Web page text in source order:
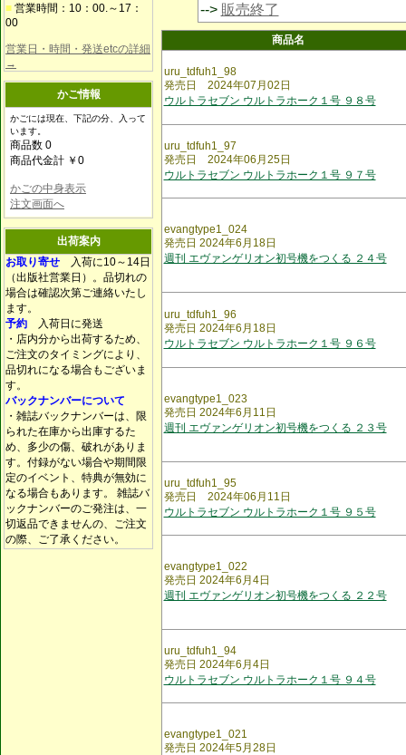
■ 営業時間：10：00.～17：
00
営業日・時間・発送etcの詳細
→
かご情報
かごには現在、下記の分、入って
います。
商品数 0
商品代金計 ￥0
かごの中身表示
注文画面へ
出荷案内
お取り寄せ 入荷に10～14日
（出版社営業日）。品切れの
場合は確認次第ご連絡いたし
ます。
予約 入荷日に発送
・店内分から出荷するため、
ご注文のタイミングにより、
品切れになる場合もございま
す。
バックナンバーについて
・雑誌バックナンバーは、限
られた在庫から出庫するた
め、多少の傷、破れがありま
す。付録がない場合や期間限
定のイベント、特典が無効に
なる場合もあります。 雑誌バ
ックナンバーのご発注は、一
切返品できませんの、ご注文
の際、ご了承ください。
--> 販売終了
商品名
uru_tdfuh1_98
発売日 2024年07月02日
ウルトラセブン ウルトラホーク１号 ９８号
uru_tdfuh1_97
発売日 2024年06月25日
ウルトラセブン ウルトラホーク１号 ９７号
evangtype1_024
発売日 2024年6月18日
週刊 エヴァンゲリオン初号機をつくる ２４号
uru_tdfuh1_96
発売日 2024年6月18日
ウルトラセブン ウルトラホーク１号 ９６号
evangtype1_023
発売日 2024年6月11日
週刊 エヴァンゲリオン初号機をつくる ２３号
uru_tdfuh1_95
発売日 2024年06月11日
ウルトラセブン ウルトラホーク１号 ９５号
evangtype1_022
発売日 2024年6月4日
週刊 エヴァンゲリオン初号機をつくる ２２号
uru_tdfuh1_94
発売日 2024年6月4日
ウルトラセブン ウルトラホーク１号 ９４号
evangtype1_021
発売日 2024年5月28日